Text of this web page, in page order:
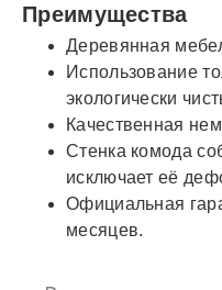
Преимущества
Деревянная
Использование
экологически
Качественная
Стенка комода
исключает её
Официальная
месяцев.